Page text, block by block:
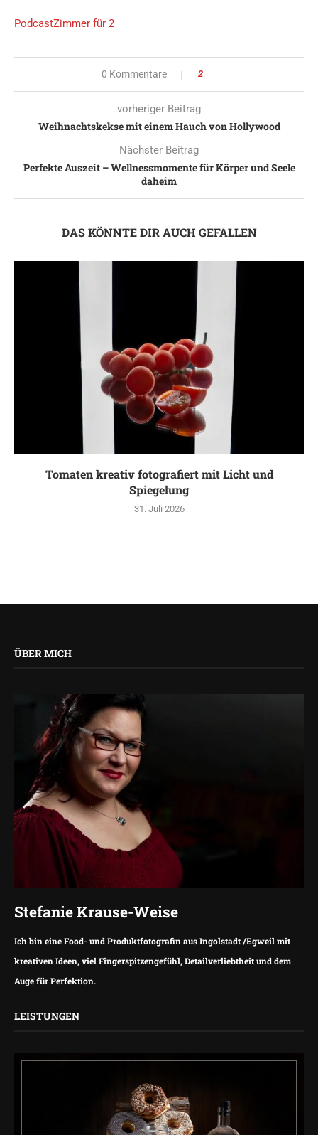
PodcastZimmer für 2
0 Kommentare 2
vorheriger Beitrag
Weihnachtskekse mit einem Hauch von Hollywood
Nächster Beitrag
Perfekte Auszeit – Wellnessmomente für Körper und Seele
daheim
DAS KÖNNTE DIR AUCH GEFALLEN
Tomaten kreativ fotografiert mit Licht und
Spiegelung
31. Juli 2026
ÜBER MICH
Stefanie Krause-Weise
Ich bin eine Food- und Produktfotografin aus Ingolstadt /Egweil mit
kreativen Ideen, viel Fingerspitzengefühl, Detailverliebtheit und dem
Auge für Perfektion.
LEISTUNGEN